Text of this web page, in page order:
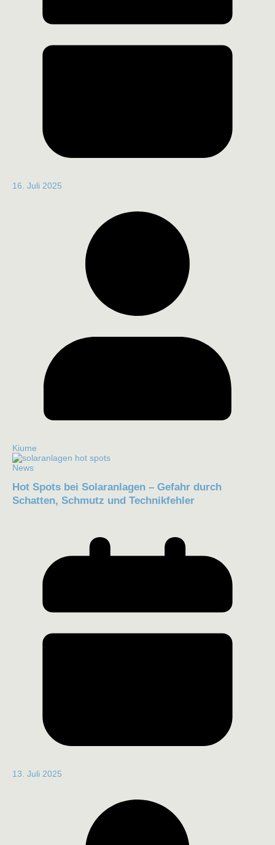
16. Juli 2025
Kiume
News
Hot Spots bei Solaranlagen – Gefahr durch
Schatten, Schmutz und Technikfehler
13. Juli 2025